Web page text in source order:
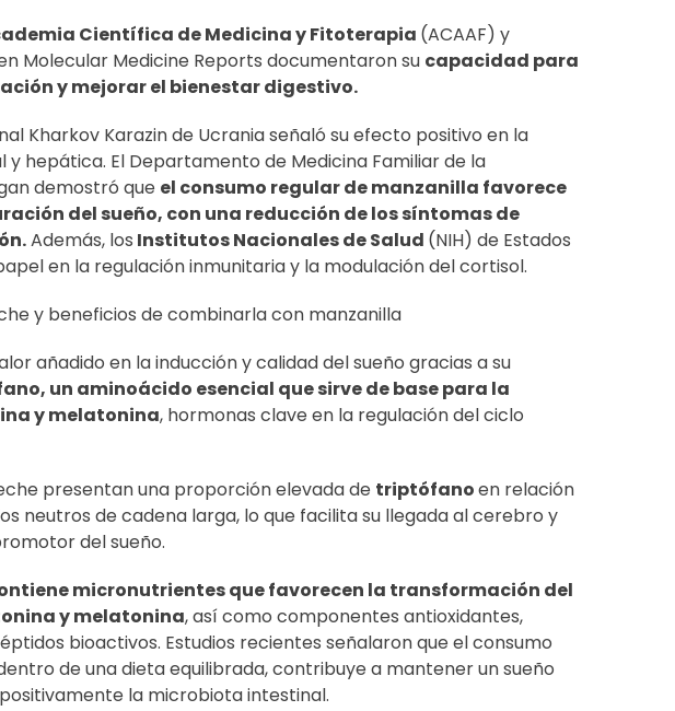
Científica de Medicina y Fitoterapia (ACAAF) y
Molecular Medicine Reports documentaron su capacidad para
y mejorar el bienestar digestivo.
Kharkov Karazin de Ucrania señaló su efecto positivo en la
hepática. El Departamento de Medicina Familiar de la
demostró que el consumo regular de manzanilla favorece
del sueño, con una reducción de los síntomas de
Además, los Institutos Nacionales de Salud (NIH) de Estados
en la regulación inmunitaria y la modulación del cortisol.
y beneficios de combinarla con manzanilla
añadido en la inducción y calidad del sueño gracias a su
un aminoácido esencial que sirve de base para la
y melatonina, hormonas clave en la regulación del ciclo
presentan una proporción elevada de triptófanoen relación
neutros de cadena larga, lo que facilita su llegada al cerebro y
del sueño.
micronutrientes que favorecen la transformación del
y melatonina, así como componentes antioxidantes,
bioactivos. Estudios recientes señalaron que el consumo
de una dieta equilibrada, contribuye a mantener un sueño
la microbiota intestinal.